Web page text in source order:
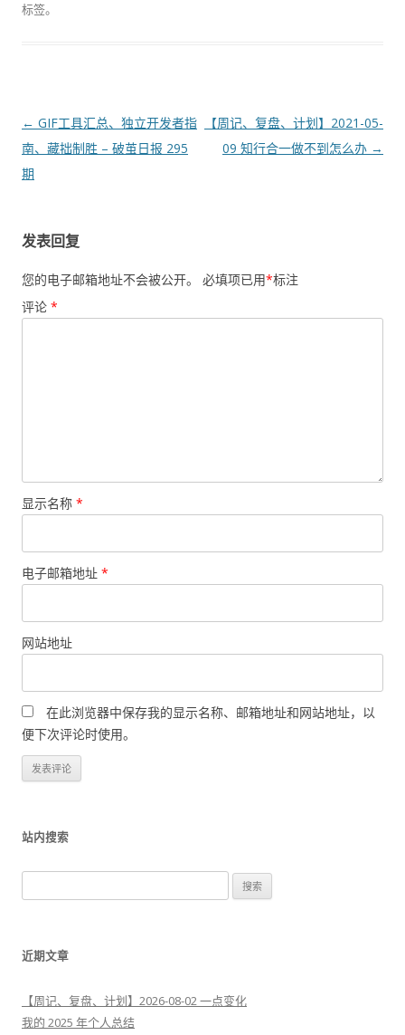
标签。
文
章
导
← GIF工具汇总、独立开发者指
南、藏拙制胜​ – 破茧日报 295
期
【周记、复盘、计划】2021-05-
09 知行合一做不到怎么办 →
发表回复
您的电子邮箱地址不会被公开。 必填项已用*标注
评论 *
显示名称 *
电子邮箱地址 *
网站地址
在此浏览器中保存我的显示名称、邮箱地址和网站地址，以
便下次评论时使用。
站内搜索
索
近期文章
【周记、复盘、计划】2026-08-02 一点变化
我的 2025 年个人总结